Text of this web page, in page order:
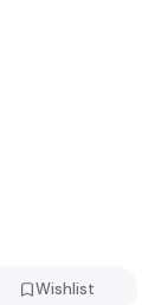
Wishlist